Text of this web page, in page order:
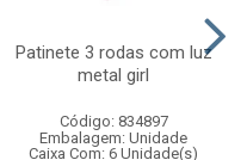
Patinete 3 rodas com luz
metal girl
Código: 834897
Embalagem: Unidade
Caixa Com: 6 Unidade(s)